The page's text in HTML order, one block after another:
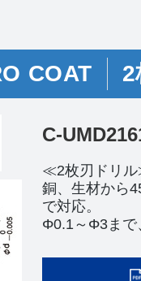
COAT 2
C-
≪2枚刃ドリ
銅、生材から
で対応。
Φ0.1～Φ3まで